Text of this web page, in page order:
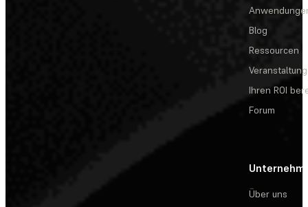
Blog
Ressourcen
Ihren ROI
Forum
Über uns